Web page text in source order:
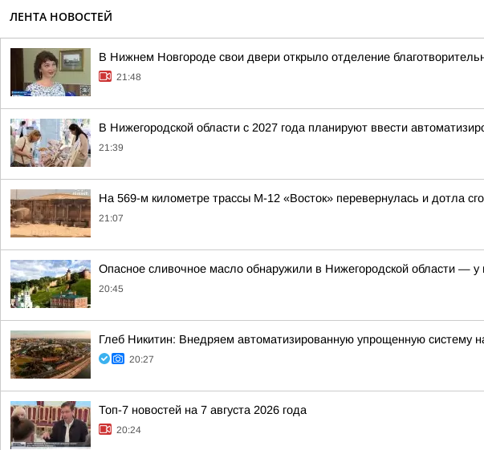
ЛЕНТА НОВОСТЕЙ
В Нижнем Новгороде свои двери открыло отделение
21:48
В Нижегородской области с 2027 года планируют ввести
21:39
На 569-м километре трассы М-12 «Восток» перевернулась и дотла
21:07
Опасное сливочное масло обнаружили в Нижегородской области — у
20:45
Глеб Никитин: Внедряем автоматизированную упрощенную систему
20:27
Топ-7 новостей на 7 августа 2026 года
20:24